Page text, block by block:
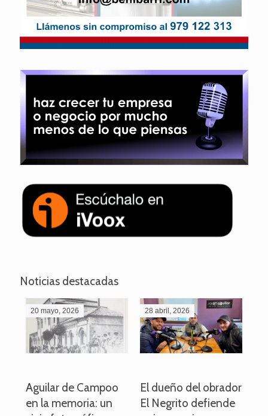
Noticias destacadas
20 mayo, 2026
Aguilar de Campoo
en la memoria: un
28 abril, 2026
El dueño del obrador
El Negrito defiende